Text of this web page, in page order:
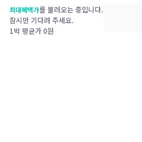
최대혜택가를 불러오는 중입니다.
잠시만 기다려 주세요.
1박 평균가0원